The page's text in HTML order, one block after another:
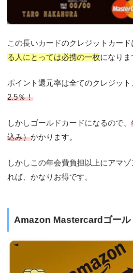
この長いカードのクレジットカード
る人にとっては必携の一枚になりま
ポイント還元率は全てのクレジッ
2.5％！
しかしゴールドカードになるので、
込み）かかります。
しかしこの年会費負担以上にアマ
れば、かなりお得です。
Amazon Mastercardゴール